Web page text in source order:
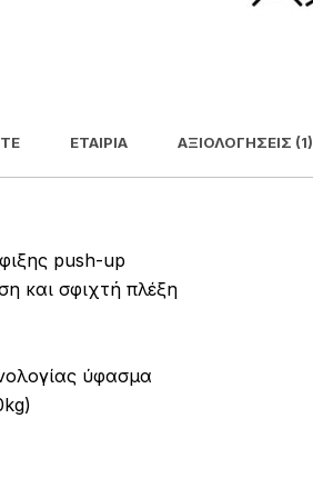
ΕΤΑΙΡΊΑ ΑΞΙΟΛΟΓΉΣΕΙΣ (1)
push-up
και σφιχτή πλέξη
ύφασμα